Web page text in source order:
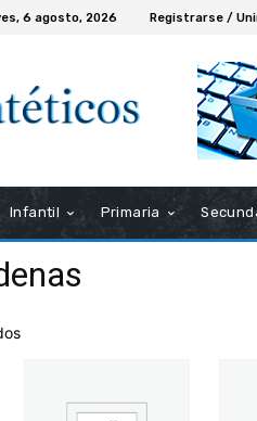
6 agosto, 2026 Registrarse /
Infantil Primaria